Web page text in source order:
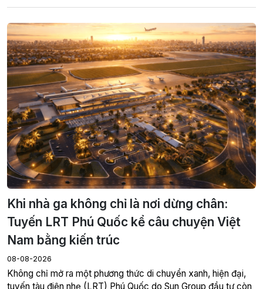
Khi nhà ga không chỉ là nơi dừng chân:
Tuyến LRT Phú Quốc kể câu chuyện Việt
Nam bằng kiến trúc
08-08-2026
Không chỉ mở ra một phương thức di chuyển xanh, hiện đại,
tuyến tàu điện nhẹ (LRT) Phú Quốc do Sun Group đầu tư còn